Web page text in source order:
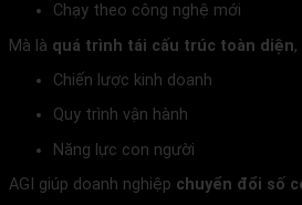
Chạy theo công nghệ mới
Mà là quá trình tái cấu trúc toàn diện
Chiến lược kinh doanh
Quy trình vận hành
Năng lực con người
AGI giúp doanh nghiệp chuyển đổi số